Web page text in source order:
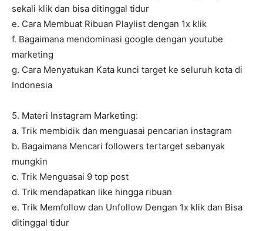
sekali klik dan bisa ditinggal tidur
e. Cara Membuat Ribuan Playlist dengan 1x klik
f. Bagaimana mendominasi google dengan youtube
marketing
g. Cara Menyatukan Kata kunci target ke seluruh kota di
Indonesia
5. Materi Instagram Marketing:
a. Trik membidik dan menguasai pencarian instagram
b. Bagaimana Mencari followers tertarget sebanyak
mungkin
c. Trik Menguasai 9 top post
d. Trik mendapatkan like hingga ribuan
e. Trik Memfollow dan Unfollow Dengan 1x klik dan Bisa
ditinggal tidur